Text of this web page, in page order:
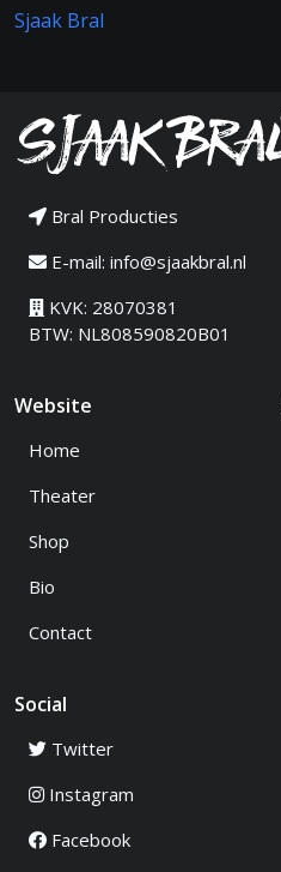
Sjaak Bral
Bral Producties
E-mail: info@sjaakbral.nl
KVK: 28070381
BTW: NL808590820B01
Website
Home
Theater
Shop
Bio
Contact
Social
Twitter
Instagram
Facebook